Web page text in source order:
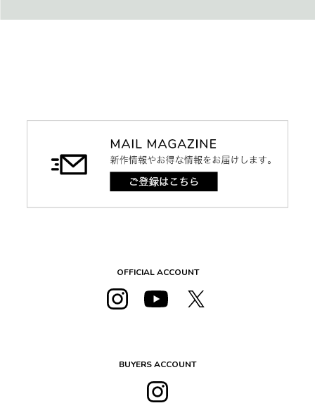
OFFICIAL ACCOUNT
BUYERS ACCOUNT